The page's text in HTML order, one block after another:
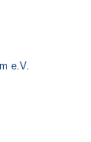
DJ-
e.V.